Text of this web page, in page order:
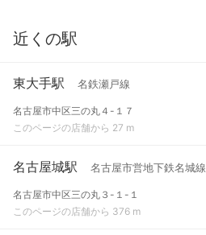
近くの駅
東大手駅 名鉄瀬戸線
名古屋市中区三の丸４-１７
このページの店舗から 27 m
名古屋城駅 名古屋市営地下鉄名城線
名古屋市中区三の丸３-１-１
このページの店舗から 376 m